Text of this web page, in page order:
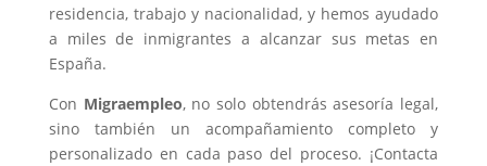
residencia, trabajo y nacionalidad, y hemos ayudado
a miles de inmigrantes a alcanzar sus metas en
España.
Con Migraempleo, no solo obtendrás asesoría legal,
sino también un acompañamiento completo y
personalizado en cada paso del proceso. ¡Contacta